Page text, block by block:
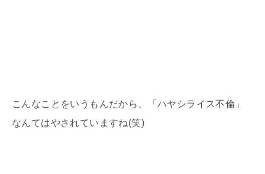
こんなことをいうもんだから、「ハヤシライス不倫」
なんてはやされていますね(笑)